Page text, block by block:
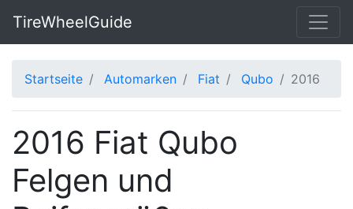
TireWheelGuide
Startseite Automarken Fiat Qubo 2016
2016 Fiat Qubo
Felgen und